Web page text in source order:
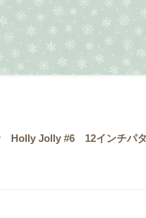
Holly Jolly #6 12インチパタ